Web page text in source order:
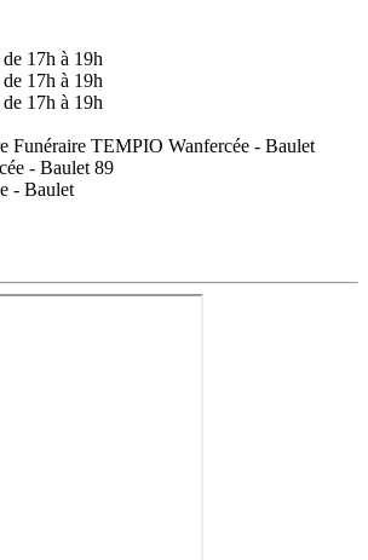
17h à 19h
17h à 19h
17h à 19h
Funéraire TEMPIO Wanfercée - Baulet
- Baulet 89
- Baulet